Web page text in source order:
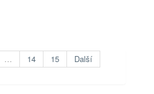
… 14 15
Další